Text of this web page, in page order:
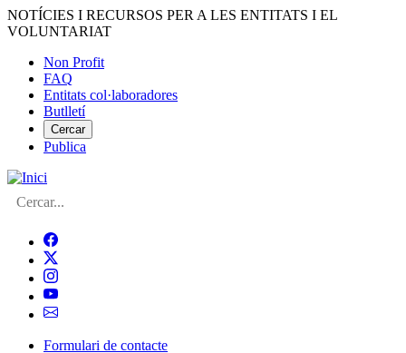
Vés
al
NOTÍCIES I RECURSOS PER A LES ENTITATS I EL
VOLUNTARIAT
Menú
del
compte
d'usuari
Non Profit
FAQ
Entitats col·laboradores
Butlletí
Cercar
Publica
Cerca
Formulari de contacte